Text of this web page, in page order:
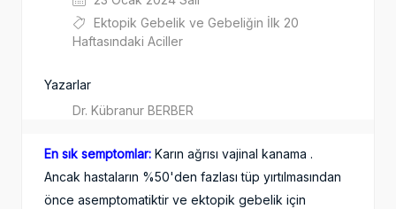
Ektopik Gebelik ve Gebeliğin İlk 20
Haftasındaki Aciller
Yazarlar
Dr. Kübranur BERBER
En sık semptomlar: Karın ağrısı vajinal kanama .
Ancak hastaların %50'den fazlası tüp yırtılmasından
önce asemptomatiktir ve ektopik gebelik için